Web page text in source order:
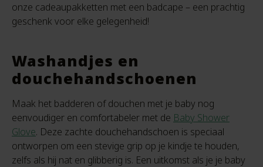
onze cadeaupakketten met een badcape – een prachtig
geschenk voor elke gelegenheid!
Washandjes en
douchehandschoenen
Maak het badderen of douchen met je baby nog
eenvoudiger en comfortabeler met de Baby Shower
Glove. Deze zachte douchehandschoen is speciaal
ontworpen om een stevige grip op je kindje te houden,
zelfs als hij nat en glibberig is. Een uitkomst als je je baby